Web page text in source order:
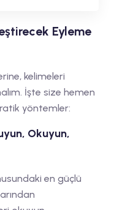
Eyleme
kelimeleri
İşte size hemen
yöntemler:
Okuyun,
en güçlü